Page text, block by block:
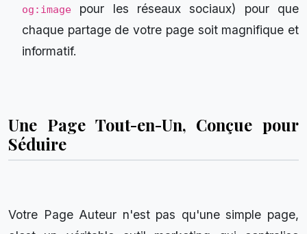
og:image pour les réseaux sociaux) pour que
chaque partage de votre page soit magnifique et
informatif.
Une Page Tout-en-Un, Conçue pour
Séduire
Votre Page Auteur n'est pas qu'une simple page,